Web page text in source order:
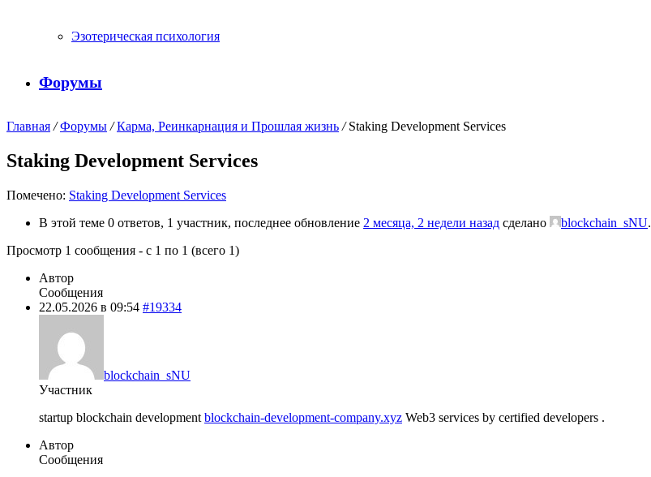
Эзотерическая психология
Форумы
Главная / Форумы / Карма, Реинкарнация и Прошлая жизнь / Staking Development Services
Staking Development Services
Помечено: Staking Development Services
В этой теме 0 ответов, 1 участник, последнее обновление 2 месяца, 2 недели назад сделано blockchain_sNU.
Просмотр 1 сообщения - с 1 по 1 (всего 1)
Автор
Сообщения
22.05.2026 в 09:54 #19334
blockchain_sNU
Участник
startup blockchain development blockchain-development-company.xyz Web3 services by certified developers .
Автор
Сообщения